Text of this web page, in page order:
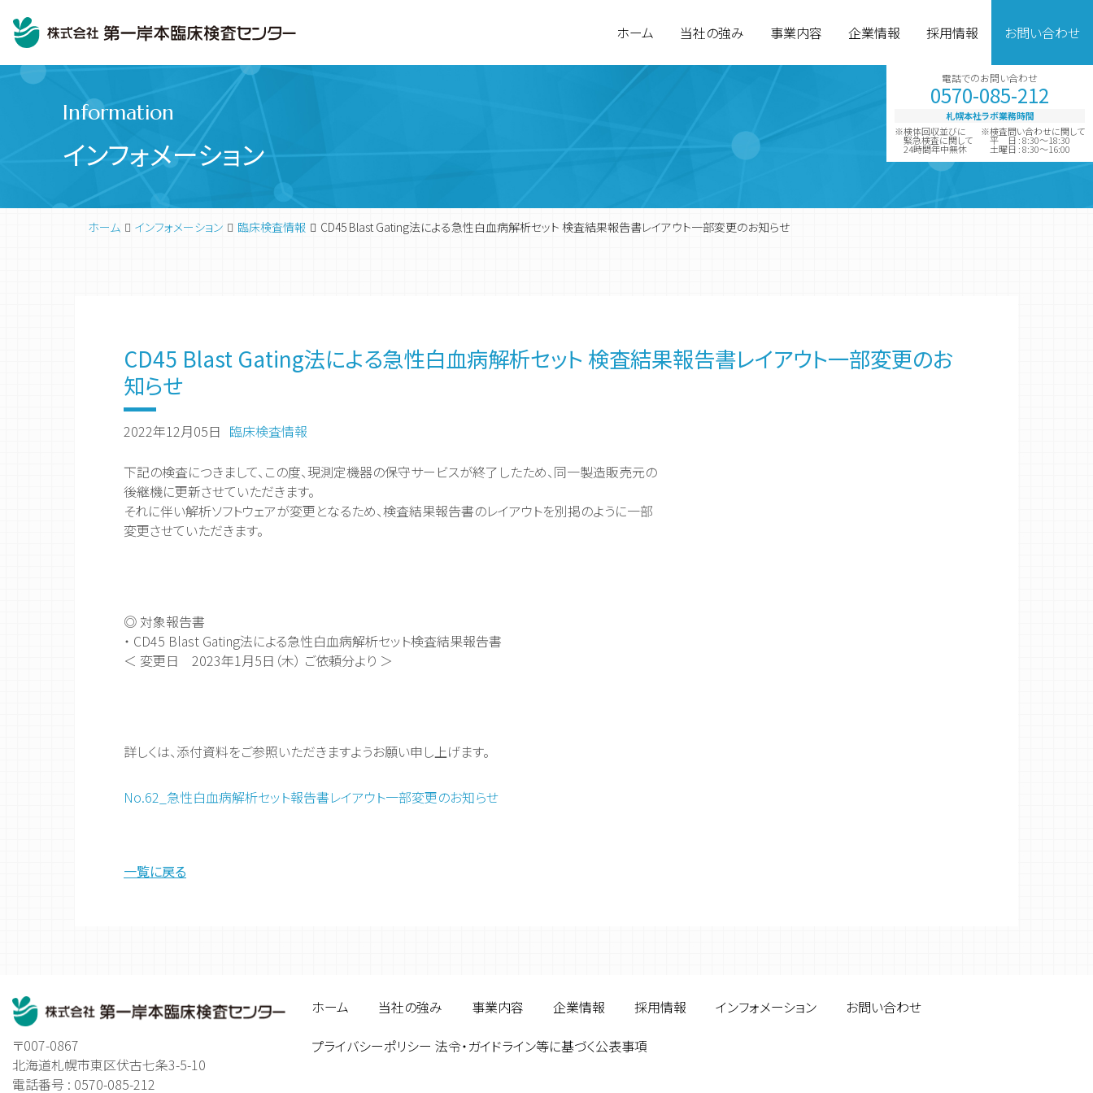
電話でのお問い合わせ
0570-085-212
札幌本社ラボ業務時間
※検体回収並びに
緊急検査に関して
24時間年中無休
※検査問い合わせに関して
平 日 : 8:30～18:30
土曜日 : 8:30～16:00
ホーム 当社の強み 事業内容
臨床検査 環境計量分析 食品検査
企業情報
代表挨拶 会社概要 営業拠点
採用情報 お問い合わせ
Information
インフォメーション
ホーム インフォメーション 臨床検査情報 CD45 Blast Gating法による急性白血病解析セット 検査結果報告書レイアウト一部変更のお知らせ
CD45 Blast Gating法による急性白血病解析セット 検査結果報告書レイアウト一部変更のお
知らせ
2022年12月05日 臨床検査情報
下記の検査につきまして、この度、現測定機器の保守サービスが終了したため、同一製造販売元の
後継機に更新させていただきます。
それに伴い解析ソフトウェアが変更となるため、検査結果報告書のレイアウトを別掲のように一部
変更させていただきます。
◎ 対象報告書
・ CD45 Blast Gating法による急性白血病解析セット検査結果報告書
＜ 変更日 2023年1月5日（木） ご依頼分より ＞
詳しくは、添付資料をご参照いただきますようお願い申し上げます。
No.62_急性白血病解析セット報告書レイアウト一部変更のお知らせ
一覧に戻る
〒007-0867
北海道札幌市東区伏古七条3-5-10
電話番号 : 0570-085-212
ホーム 当社の強み 事業内容 企業情報 採用情報 インフォメーション
お問い合わせ
プライバシーポリシー 法令・ガイドライン等に基づく公表事項